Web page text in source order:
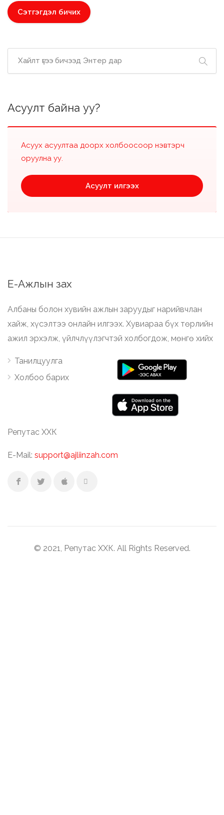
Асуулт байна уу?
Асуух асуултаа доорх холбоосоор нэвтэрч
оруулна уу.
Асуулт илгээх
Е-Ажлын зах
Албаны болон хувийн ажлын заруудыг нарийвчлан
хайж, хүсэлтээ онлайн илгээх. Хувиараа бүх төрлийн
ажил эрхэлж, үйлчлүүлэгчтэй холбогдож, мөнгө хийх
Танилцуулга
Холбоо барих
Репутас ХХК
E-Mail: support@ajliinzah.com
© 2021, Репутас ХХК. All Rights Reserved.